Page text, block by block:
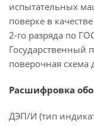
испытательных
поверке в
2-го разряда по
Государственный
поверочная схема
Расшифровка
ДЭП/И (тип